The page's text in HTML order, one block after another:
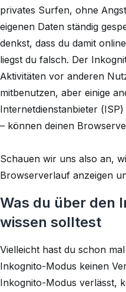
privates Surfen, ohne
eigenen Daten ständig
denkst, dass du damit
liegst du falsch. Der
Aktivitäten vor anderen
mitbenutzen, aber einige
Internetdienstanbieter
– können deinen
Schauen wir uns also an,
Browserverlauf anzeigen
Was du über den
wissen solltest
Vielleicht hast du schon
Inkognito-Modus keinen
Inkognito-Modus verlässt,